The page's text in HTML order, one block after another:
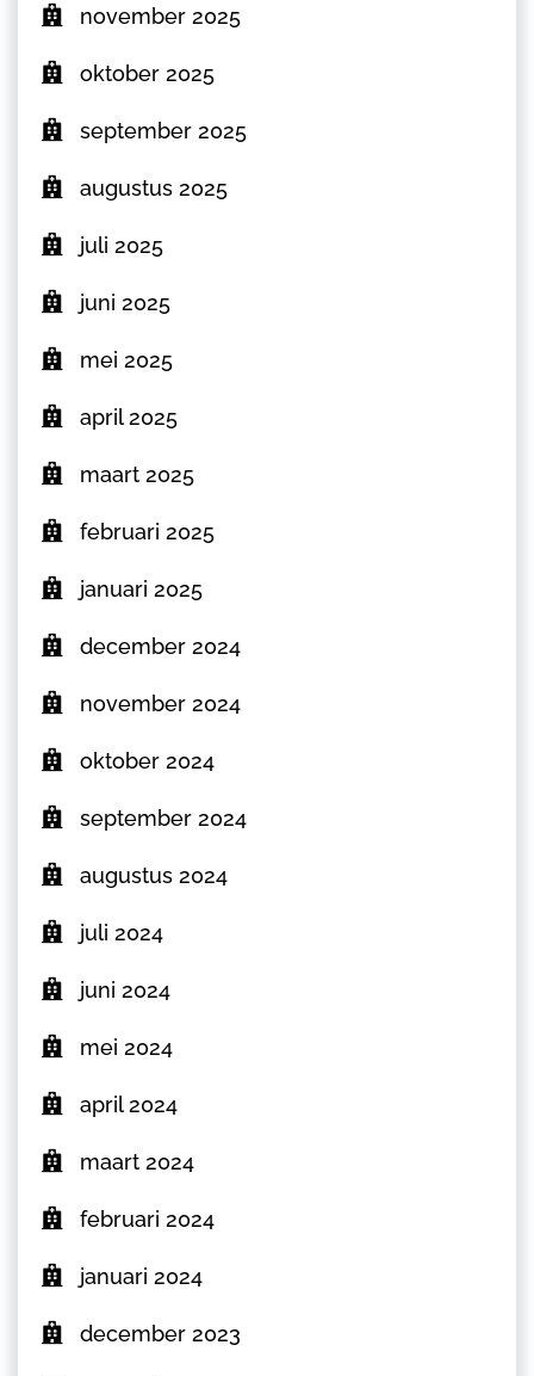
november 2025
oktober 2025
september 2025
augustus 2025
juli 2025
juni 2025
mei 2025
april 2025
maart 2025
februari 2025
januari 2025
december 2024
november 2024
oktober 2024
september 2024
augustus 2024
juli 2024
juni 2024
mei 2024
april 2024
maart 2024
februari 2024
januari 2024
december 2023